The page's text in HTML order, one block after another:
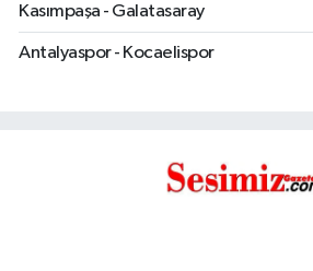
Kasımpaşa - Galatasaray
Antalyaspor - Kocaelispor